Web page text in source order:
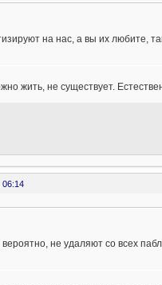
на нас, а вы их любите,
жить, не существует.
06:14
не удаляют со всех